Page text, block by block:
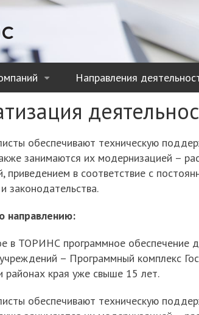
Направления
обеспечивают техническую
занимаются их модернизацией –
приведением в соответствие с
законодательства.
направлению:
в ТОРИНС программное обеспечение
– Программный комплекс
районах края уже свыше 15 лет.
обеспечивают техническую